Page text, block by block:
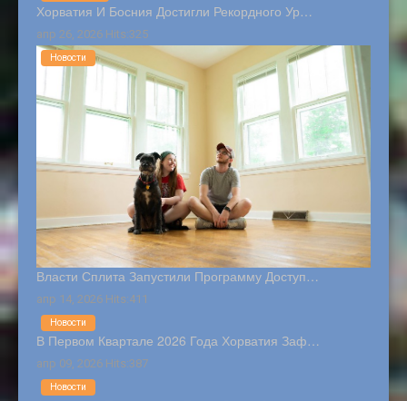
Хорватия И Босния Достигли Рекордного Ур…
апр 26, 2026 Hits:325
Власти Сплита Запустили Программу Доступ…
апр 14, 2026 Hits:411
Новости
В Первом Квартале 2026 Года Хорватия Заф…
апр 09, 2026 Hits:387
Новости
Новости